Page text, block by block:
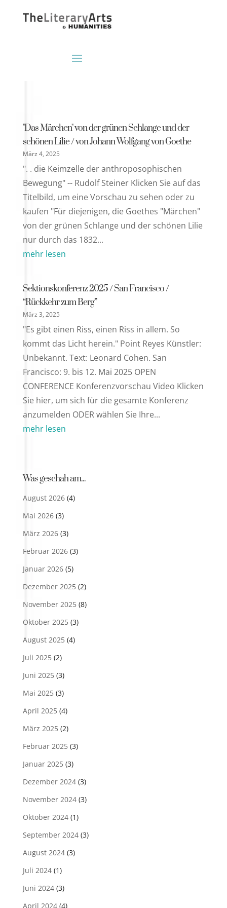
"Das Märchen" von der grünen Schlange und der
schönen Lilie / von Johann Wolfgang von Goethe
März 4, 2025
". . die Keimzelle der anthroposophischen
Bewegung" -- Rudolf Steiner Klicken Sie auf das
Titelbild, um eine Vorschau zu sehen oder zu
kaufen "Für diejenigen, die Goethes "Märchen"
von der grünen Schlange und der schönen Lilie
nur durch das 1832...
mehr lesen
Sektionskonferenz 2025 / San Francisco /
“Rückkehr zum Berg”
März 3, 2025
"Es gibt einen Riss, einen Riss in allem. So
kommt das Licht herein." Point Reyes Künstler:
Unbekannt. Text: Leonard Cohen. San
Francisco: 9. bis 12. Mai 2025 OPEN
CONFERENCE Konferenzvorschau Video Klicken
Sie hier, um sich für die gesamte Konferenz
anzumelden ODER wählen Sie Ihre...
mehr lesen
Was geschah am...
August 2026(4)
Mai 2026(3)
März 2026(3)
Februar 2026(3)
Januar 2026(5)
Dezember 2025(2)
November 2025(8)
Oktober 2025(3)
August 2025(4)
Juli 2025(2)
Juni 2025(3)
Mai 2025(3)
April 2025(4)
März 2025(2)
Februar 2025(3)
Januar 2025(3)
Dezember 2024(3)
November 2024(3)
Oktober 2024(1)
September 2024(3)
August 2024(3)
Juli 2024(1)
Juni 2024(3)
April 2024(4)